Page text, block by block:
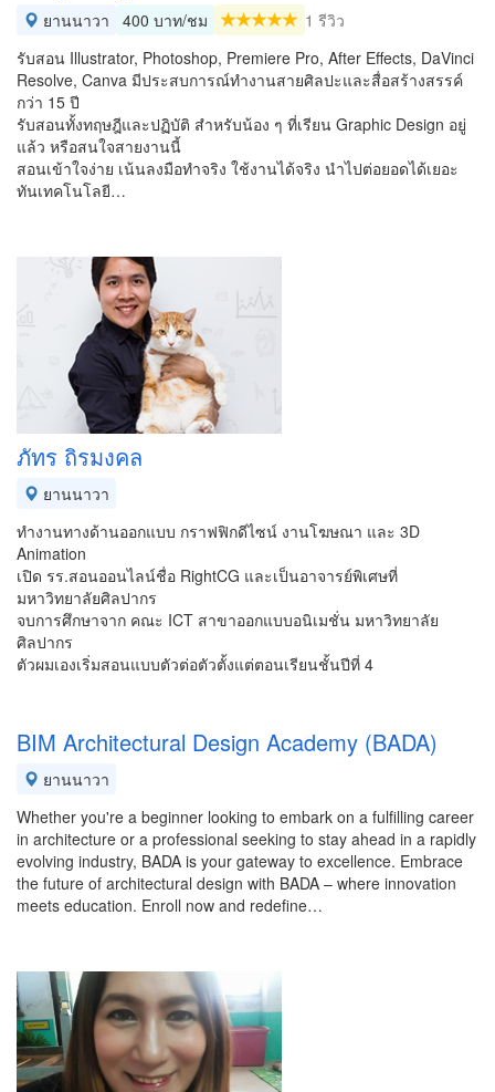
ยานนาวา 400 บาท/ชม
1 รีวิว
รับสอน Illustrator, Photoshop, Premiere Pro, After Effects, DaVinci
Resolve, Canva มีประสบการณ์ทำงานสายศิลปะและสื่อสร้างสรรค์
กว่า 15 ปี
รับสอนทั้งทฤษฎีและปฏิบัติ สำหรับน้อง ๆ ที่เรียน Graphic Design อยู่
แล้ว หรือสนใจสายงานนี้
สอนเข้าใจง่าย เน้นลงมือทำจริง ใช้งานได้จริง นำไปต่อยอดได้เยอะ
ทันเทคโนโลยี…
ภัทร ถิรมงคล
ยานนาวา
ทำงานทางด้านออกแบบ กราฟฟิกดีไซน์ งานโฆษณา และ 3D
Animation
เปิด รร.สอนออนไลน์ชื่อ RightCG และเป็นอาจารย์พิเศษที่
มหาวิทยาลัยศิลปากร
จบการศึกษาจาก คณะ ICT สาขาออกแบบอนิเมชั่น มหาวิทยาลัย
ศิลปากร
ตัวผมเองเริ่มสอนแบบตัวต่อตัวตั้งแต่ตอนเรียนชั้นปีที่ 4
BIM Architectural Design Academy (BADA)
ยานนาวา
Whether you're a beginner looking to embark on a fulfilling career
in architecture or a professional seeking to stay ahead in a rapidly
evolving industry, BADA is your gateway to excellence. Embrace
the future of architectural design with BADA – where innovation
meets education. Enroll now and redefine…